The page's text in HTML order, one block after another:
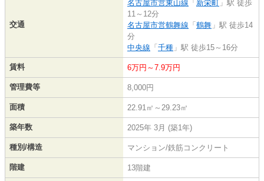
交通
名古屋市営東山線 「 新栄町 」駅 徒歩
11～12分
名古屋市営鶴舞線 「 鶴舞 」駅 徒歩14
分
中央線 「 千種 」駅 徒歩15～16分
賃料 6万円～7.9万円
管理費等 8,000円
面積 22.91㎡～29.23㎡
築年数 2025年 3月 (築1年)
種別/構造 マンション/鉄筋コンクリート
階建 13階建